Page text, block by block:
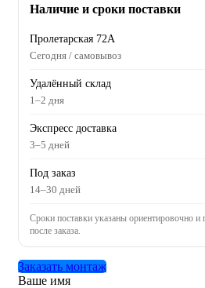
Наличие и сроки поставки
Пролетарская 72А
Сегодня / самовывоз
Удалённый склад
1–2 дня
Экспресс доставка
3–5 дней
Под заказ
14–30 дней
Сроки поставки указаны ориентировочно
после заказа.
Заказать монтаж
Ваше имя